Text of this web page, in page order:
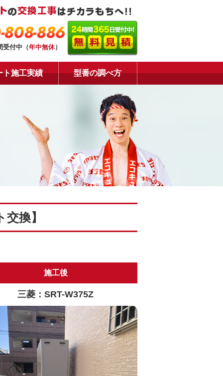
808-886
受付中（年中無休）
ト施工実績 型番の調べ方
換】
施工後
三菱：SRT-W375Z